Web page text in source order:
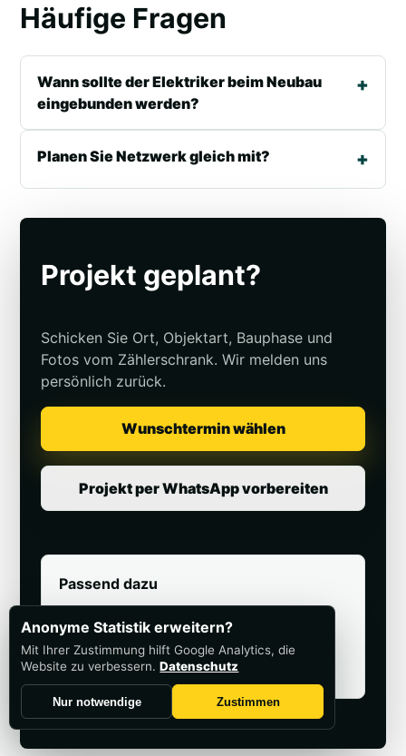
Häufige Fragen
Wann sollte der Elektriker beim Neubau
eingebunden werden?
Planen Sie Netzwerk gleich mit?
Projekt geplant?
Schicken Sie Ort, Objektart, Bauphase und
Fotos vom Zählerschrank. Wir melden uns
persönlich zurück.
Wunschtermin wählen
Projekt per WhatsApp vorbereiten
Passend dazu
Zählerschrank prüfen
Netzwerk & LAN
Anonyme Statistik erweitern?
Mit Ihrer Zustimmung hilft Google Analytics, die
Website zu verbessern.Datenschutz
Nur notwendige Zustimmen